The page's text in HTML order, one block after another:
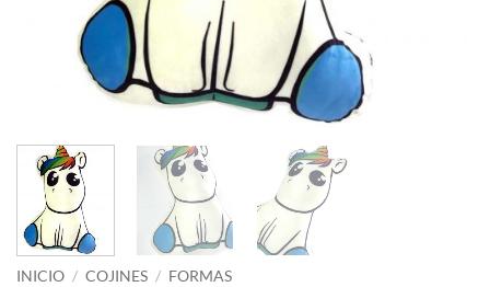
INICIO / COJINES / FORMAS